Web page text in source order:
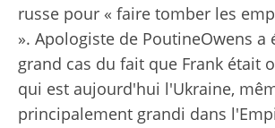
russe pour « faire tomber les
». Apologiste de PoutineOwens a
grand cas du fait que Frank était
qui est aujourd'hui l'Ukraine,
principalement grandi dans